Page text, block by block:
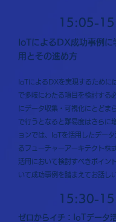
15:05-
IoTによるDX成功事例に
用とその進め方
IoTによるDXを実現するために
で多岐にわたる項目を検討する
にデータ収集・可視化にとどま
で行うとなると難易度はさらに
ョンでは、IoTを活用したデー
るフューチャーアーキテクト株
活用において検討すべきポイン
いて成功事例を踏まえてお話し
15:30-
ゼロからイチ：IoTデータ